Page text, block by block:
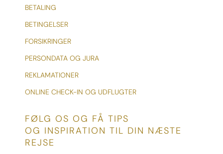
BETALING
BETINGELSER
FORSIKRINGER
PERSONDATA OG JURA
REKLAMATIONER
ONLINE CHECK-IN OG UDFLUGTER
FØLG OS OG FÅ TIPS
OG INSPIRATION TIL DIN NÆSTE
REJSE